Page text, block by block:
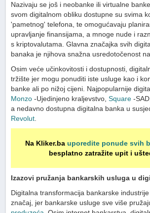
Nazivaju se još i neobanke ili virtualne
svom digitalnom obliku dostupne su svima
'pametnog' telefona, te omogućavaju
upravljanje finansijama, a mnoge nude i
s kriptovalutama. Glavna značajka svih
banaka je njihova snažna usredotočenost
Osim veće učinkovitosti i dostupnosti,
tržište jer mogu ponuditi iste usluge kao i
banke ali po nižoj cijeni. Najpopularnije
Monzo -Ujedinjeno kraljevstvo,Square -SAD,
a nedavno dostupna digitalna banka u
Revolut
Na Kliker.ba uporedite ponude svih
besplatno zatražite upit i
Izazovi pružanja bankarskih usluga u
Digitalna transformacija bankarske
značaj, jer bankarske usluge sve više